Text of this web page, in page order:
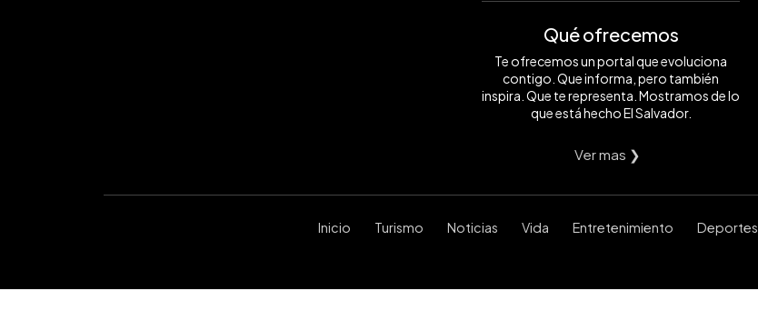
Qué ofrecemos
Te ofrecemos un portal que evoluciona
contigo. Que informa, pero también
inspira. Que te representa. Mostramos de lo
que está hecho El Salvador.
Ver mas ❯
Inicio Turismo Noticias Vida Entretenimiento Deportes